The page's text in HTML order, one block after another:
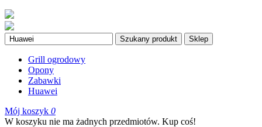
Szukany produkt Sklep
Grill ogrodowy
Opony
Zabawki
Huawei
Mój koszyk 0
W koszyku nie ma żadnych przedmiotów. Kup coś!